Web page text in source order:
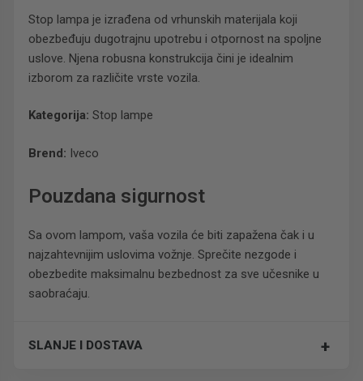
Stop lampa je izrađena od vrhunskih materijala koji
obezbeđuju dugotrajnu upotrebu i otpornost na spoljne
uslove. Njena robusna konstrukcija čini je idealnim
izborom za različite vrste vozila.
Kategorija: Stop lampe
Brend: Iveco
Pouzdana sigurnost
Sa ovom lampom, vaša vozila će biti zapažena čak i u
najzahtevnijim uslovima vožnje. Sprečite nezgode i
obezbedite maksimalnu bezbednost za sve učesnike u
saobraćaju.
SLANJE I DOSTAVA +